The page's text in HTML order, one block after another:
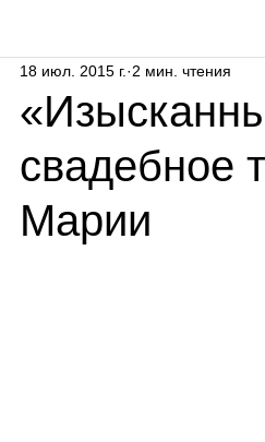
свадебное
Марии
18 июл. 2015 г. 2 мин. чтения